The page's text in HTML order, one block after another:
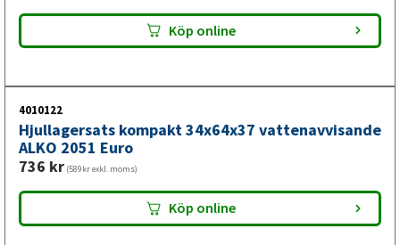
Köp online
4010122
Hjullagersats kompakt 34x64x37 vattenavvisande
ALKO 2051 Euro
736 kr (589kr exkl. moms)
Köp online